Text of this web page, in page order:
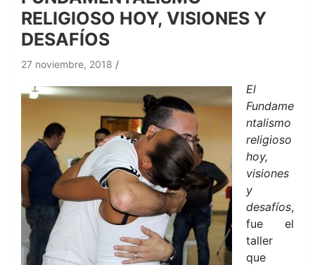
RELIGIOSO HOY, VISIONES Y
DESAFÍOS
27 noviembre, 2018
El
Fundame
ntalismo
religioso
hoy,
visiones
y
desafíos,
fue el
taller
que